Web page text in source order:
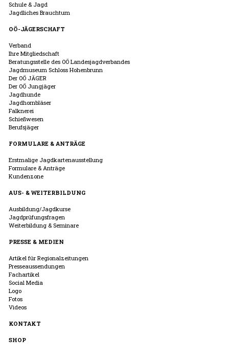
Schule & Jagd
Jagdliches Brauchtum
OÖ-JÄGERSCHAFT
Verband
Ihre Mitgliedschaft
Beratungsstelle des OÖ Landesjagdverbandes
Jagdmuseum Schloss Hohenbrunn
Der OÖ JÄGER
Der OÖ Jungjäger
Jagdhunde
Jagdhornbläser
Falknerei
Schießwesen
Berufsjäger
FORMULARE & ANTRÄGE
Erstmalige Jagdkartenausstellung
Formulare & Anträge
Kundenzone
AUS- & WEITERBILDUNG
Ausbildung/Jagdkurse
Jagdprüfungsfragen
Weiterbildung & Seminare
PRESSE & MEDIEN
Artikel für Regionalzeitungen
Presseaussendungen
Fachartikel
Social Media
Logo
Fotos
Videos
KONTAKT
SHOP